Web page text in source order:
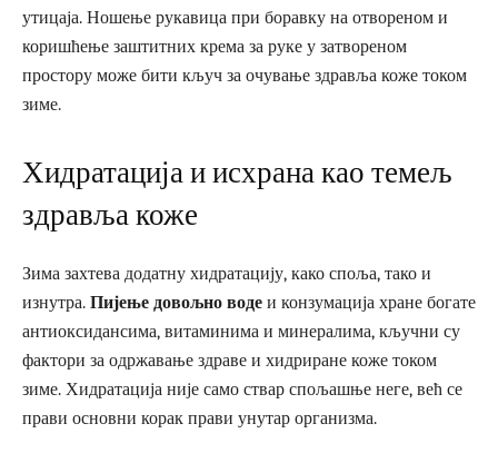
утицаја. Ношење рукавица при боравку на отвореном и
коришћење заштитних крема за руке у затвореном
простору може бити кључ за очување здравља коже током
зиме.
Хидратација и исхрана као темељ
здравља коже
Зима захтева додатну хидратацију, како споља, тако и
изнутра. Пијење довољно воде и конзумација хране богате
антиоксидансима, витаминима и минералима, кључни су
фактори за одржавање здраве и хидриране коже током
зиме. Хидратација није само ствар спољашње неге, већ се
прави основни корак прави унутар организма.